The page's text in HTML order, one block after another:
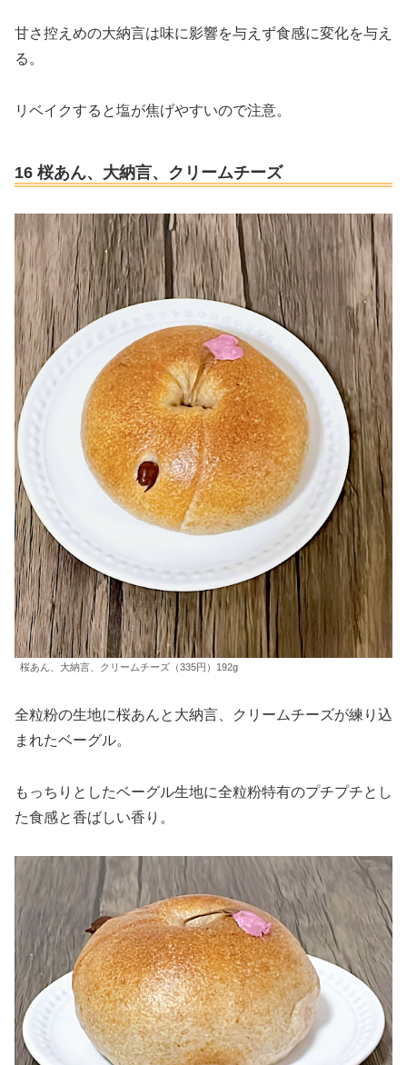
甘さ控えめの大納言は味に影響を与えず食感に変化を与え
る。
リベイクすると塩が焦げやすいので注意。
16 桜あん、大納言、クリームチーズ
桜あん、大納言、クリームチーズ（335円）192g
全粒粉の生地に桜あんと大納言、クリームチーズが練り込
まれたベーグル。
もっちりとしたベーグル生地に全粒粉特有のプチプチとし
た食感と香ばしい香り。